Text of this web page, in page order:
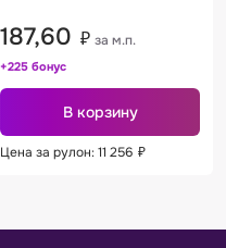
187,60 ₽ за м.п.
+225 бонус
В корзину
Цена за рулон: 11 256 ₽